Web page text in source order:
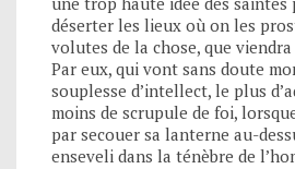
déserter les lieux où on les
volutes de la chose, que
Par eux, qui vont sans doute
souplesse d’intellect, le plus
moins de scrupule de foi,
par secouer sa lanterne au-
enseveli dans la ténèbre de